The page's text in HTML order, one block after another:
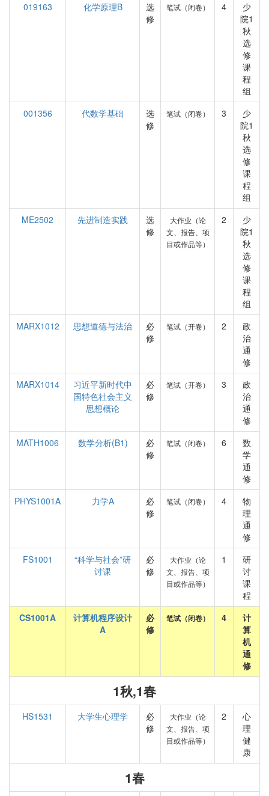
019163
化学原理B
选
修
笔试（闭卷） 4
少
院1
秋
选
修
课
程
组
001356
代数学基础
选
修
笔试（闭卷） 3
少
院1
秋
选
修
课
程
组
ME2502
先进制造实践
选
修
大作业（论
文、报告、项
目或作品等）
2
少
院1
秋
选
修
课
程
组
MARX1012
思想道德与法治
必
修
笔试（开卷） 2
政
治
通
修
MARX1014
习近平新时代中
国特色社会主义
思想概论
必
修
笔试（开卷） 3
政
治
通
修
MATH1006
数学分析(B1)
必
修
笔试（闭卷） 6
数
学
通
修
PHYS1001A
力学A
必
修
笔试（闭卷） 4
物
理
通
修
FS1001
“科学与社会”研
讨课
必
修
大作业（论
文、报告、项
目或作品等）
1
研
讨
课
程
CS1001A
计算机程序设计
A
必
修
笔试（闭卷） 4
计
算
机
通
修
1秋,1春
HS1531 大学生心理学
必
修
大作业（论
文、报告、项
目或作品等）
2
心
理
健
康
1春